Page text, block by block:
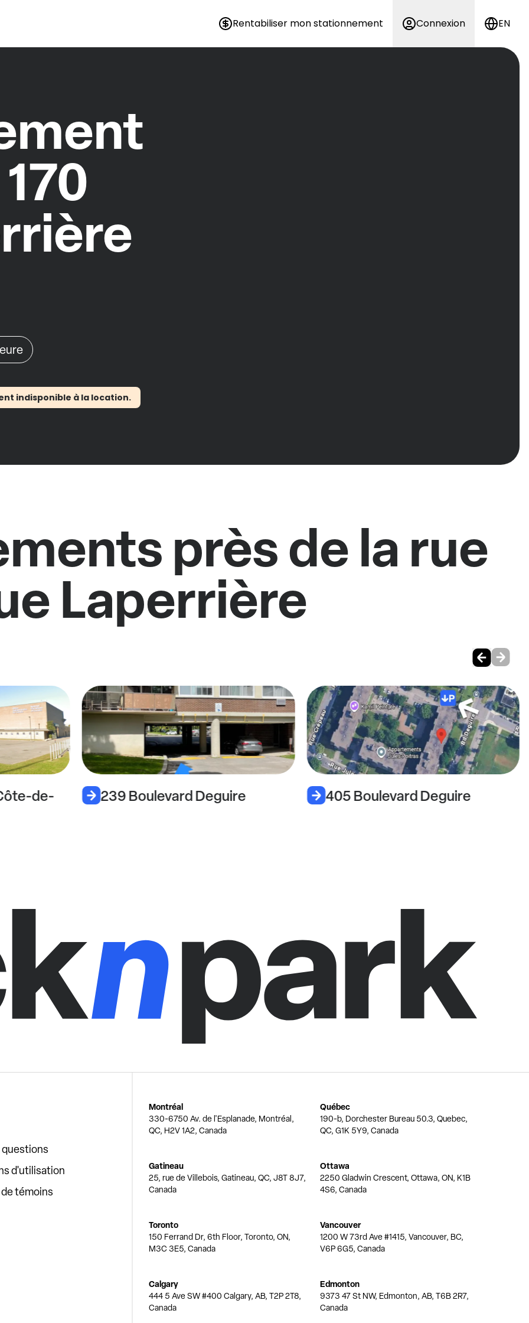
Rentabiliser mon stationnement Connexion EN
indisponible à la location.
près de la rue
Laperrière
de-
239 Boulevard Deguire 405 Boulevard Deguire
questions
d'utilisation
de témoins
Montréal
330-6750 Av. de l'Esplanade, Montréal,
QC, H2V 1A2, Canada
Québec
190-b, Dorchester Bureau 50.3, Quebec,
QC, G1K 5Y9, Canada
Gatineau
25, rue de Villebois, Gatineau, QC, J8T 8J7,
Canada
Ottawa
2250 Gladwin Crescent, Ottawa, ON, K1B
4S6, Canada
Toronto
150 Ferrand Dr, 6th Floor, Toronto, ON,
M3C 3E5, Canada
Vancouver
1200 W 73rd Ave #1415, Vancouver, BC,
V6P 6G5, Canada
Calgary
444 5 Ave SW #400 Calgary, AB, T2P 2T8,
Canada
Edmonton
9373 47 St NW, Edmonton, AB, T6B 2R7,
Canada